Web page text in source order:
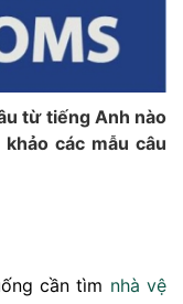
từ tiếng Anh nào
các mẫu câu
cần tìm nhà vệ